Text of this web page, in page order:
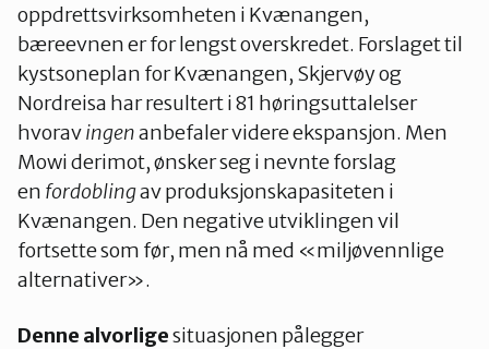
oppdrettsvirksomheten i Kvænangen,
bæreevnen er for lengst overskredet. Forslaget til
kystsoneplan for Kvænangen, Skjervøy og
Nordreisa har resultert i 81 høringsuttalelser
hvoravingenanbefaler videre ekspansjon. Men
Mowi derimot, ønsker seg i nevnte forslag
en fordoblingav produksjonskapasiteten i
Kvænangen. Den negative utviklingen vil
fortsette som før, men nå med «miljøvennlige
alternativer».
Denne alvorligesituasjonen pålegger